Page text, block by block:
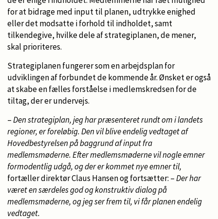
for at bidrage med input til planen, udtrykke enighed
eller det modsatte i forhold til indholdet, samt
tilkendegive, hvilke dele af strategiplanen, de mener,
skal prioriteres.
Strategiplanen fungerer som en arbejdsplan for
udviklingen af forbundet de kommende år. Ønsket er også
at skabe en fælles forståelse i medlemskredsen for de
tiltag, der er undervejs.
–Den strategiplan, jeg har præsenteret rundt om i landets
regioner, er foreløbig. Den vil blive endelig vedtaget af
Hovedbestyrelsen på baggrund af input fra
medlemsmøderne. Efter medlemsmøderne vil nogle emner
formodentlig udgå, og der er kommet nye emner til,
fortæller direktør Claus Hansen og fortsætter: –Der har
været en særdeles god og konstruktiv dialog på
medlemsmøderne, og jeg ser frem til, vi får planen endelig
vedtaget.